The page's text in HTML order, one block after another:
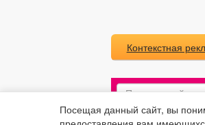
Контекстная
Посещая данный сайт, вы